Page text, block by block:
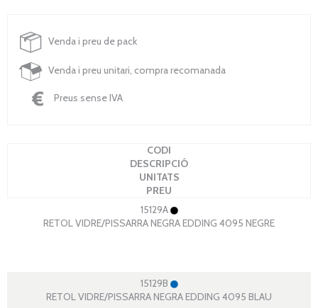
Venda i preu de pack
Venda i preu unitari, compra recomanada
Preus sense IVA
CODI
DESCRIPCIÓ
UNITATS
PREU
15129A
RETOL VIDRE/PISSARRA NEGRA EDDING 4095 NEGRE
15129B
RETOL VIDRE/PISSARRA NEGRA EDDING 4095 BLAU